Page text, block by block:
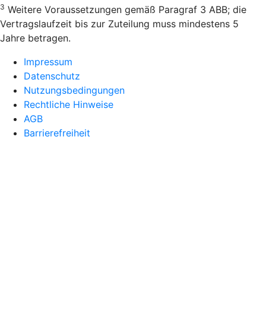
3 Weitere Voraussetzungen gemäß Paragraf 3 ABB; die
Vertragslaufzeit bis zur Zuteilung muss mindestens 5
Jahre betragen.
Impressum
Datenschutz
Nutzungsbedingungen
Rechtliche Hinweise
AGB
Barrierefreiheit